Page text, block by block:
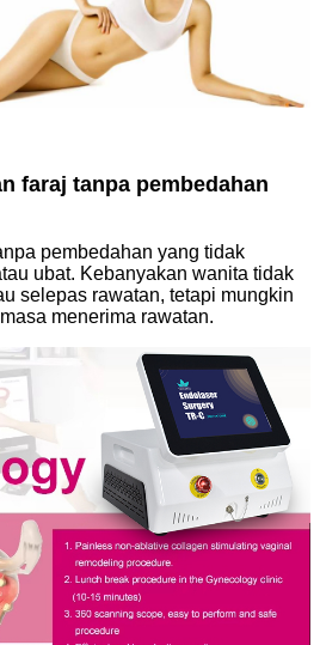
faraj tanpa pembedahan
pembedahan yang tidak
ubat. Kebanyakan wanita tidak
selepas rawatan, tetapi mungkin
menerima rawatan.